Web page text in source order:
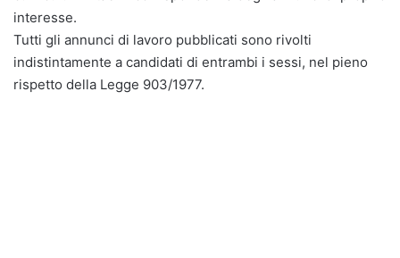
interesse.
Tutti gli annunci di lavoro pubblicati sono rivolti
indistintamente a candidati di entrambi i sessi, nel pieno
rispetto della Legge 903/1977.